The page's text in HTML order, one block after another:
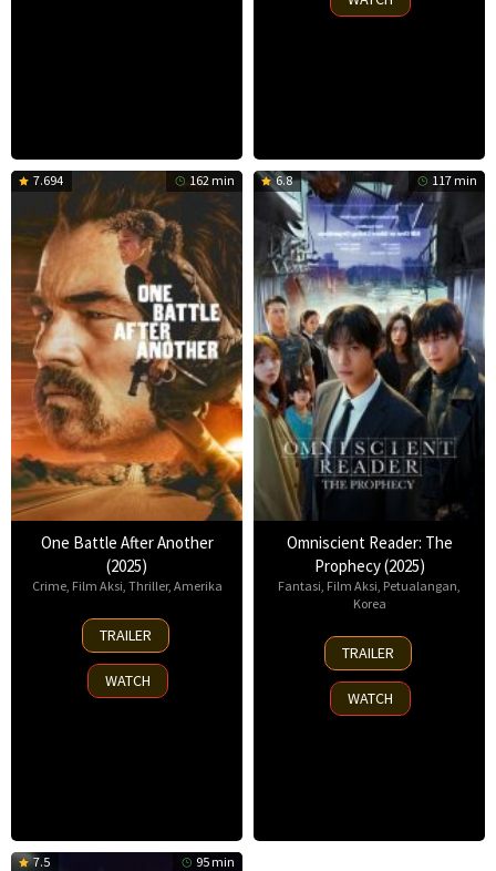
7.694 162 min
One Battle After Another
(2025)
Crime, Film Aksi Thriller, Amerika
23
Sep
2025
TRAILER
WATCH
6.8 117 min
Omniscient Reader: The
Prophecy (2025)
Fantasi Film Aksi Petualangan
Korea
23
Jul
2025
TRAILER
WATCH
7.5 95 min